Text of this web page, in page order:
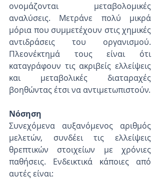
ονομάζονται μεταβολομικές
αναλύσεις. Μετράνε πολύ μικρά
μόρια που συμμετέχουν στις χημικές
αντιδράσεις του οργανισμού.
Πλεονέκτημά τους είναι ότι
καταγράφουν τις ακριβείς ελλείψεις
και μεταβολικές διαταραχές
βοηθώντας έτσι να αντιμετωπιστούν.
Νόσηση
Συνεχόμενα αυξανόμενος αριθμός
μελετών, συνδέει τις ελλείψεις
θρεπτικών στοιχείων με χρόνιες
παθήσεις. Ενδεικτικά κάποιες από
αυτές είναι: